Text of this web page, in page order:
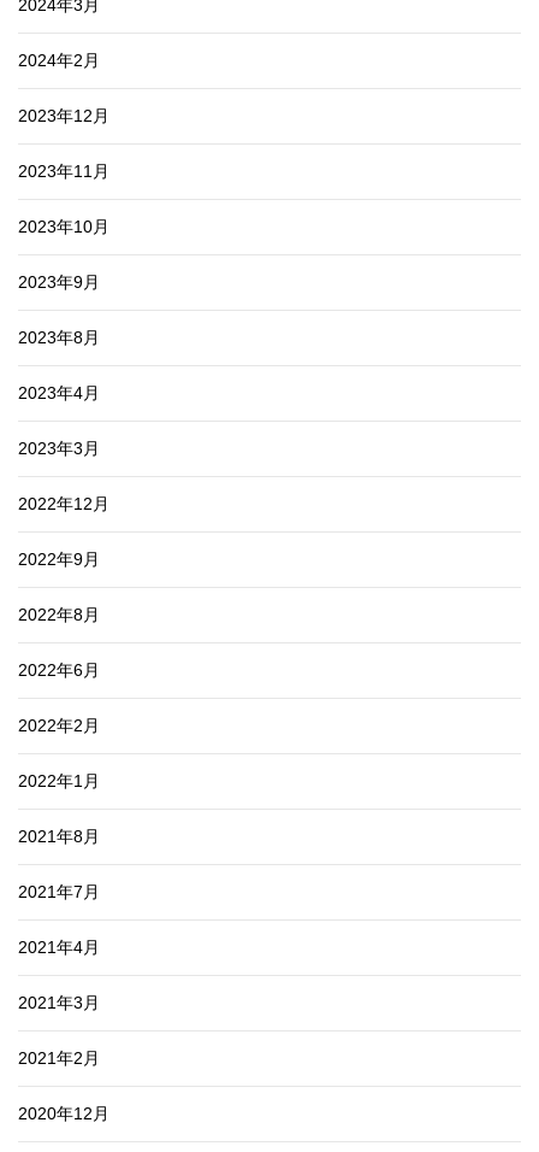
2024年3月
2024年2月
2023年12月
2023年11月
2023年10月
2023年9月
2023年8月
2023年4月
2023年3月
2022年12月
2022年9月
2022年8月
2022年6月
2022年2月
2022年1月
2021年8月
2021年7月
2021年4月
2021年3月
2021年2月
2020年12月